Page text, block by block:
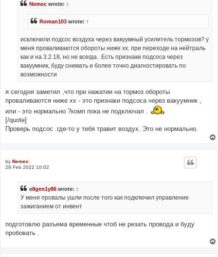
Nemec wrote: ↑
Roman103 wrote: ↑
исключили подсос воздуха через вакуумный усилитель тормозов? у
меня проваливаются обороты ниже хх. при переходе на нейтраль
как и на 3.2.18, но не всегда.. Есть признаки подсоса через
вакуумник, буду снимать и более точно диагностировать по
возможности
я сегодня заметил ,что при нажатии на тормоз обороты
проваливаются ниже хх - это признаки подсоса через вакуумник ,
или - это нормально ?комп пока не подключал .
[/quote]
Проверь подсос .где-то у тебя травит воздух. Это не нормально.
by Nemec
28 Feb 2022 10:02
e8gen1y86 wrote: ↑
У меня провалы ушли после того как подключил управление
зажиганием от инвент
подготовлю разъема временные чтоб не резать провода и буду
пробовать .